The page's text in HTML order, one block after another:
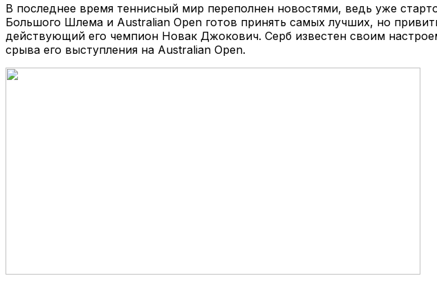
В последнее время теннисный мир переполнен новостями, ведь уже
Большого Шлема и Australian Open готов принять самых лучших, но
действующий его чемпион Новак Джокович. Серб известен своим
срыва его выступления на Australian Open.